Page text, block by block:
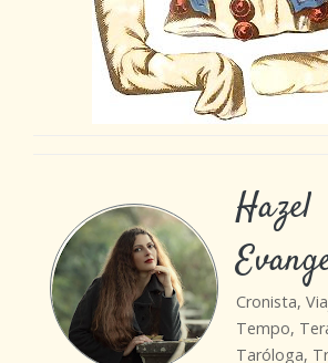
Hazel
Cronista,
Tempo,
Taróloga,